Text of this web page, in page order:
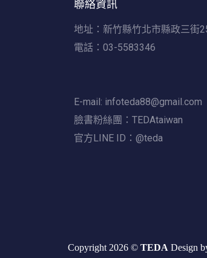
聯絡資訊
地址：新竹縣竹北市縣政三街
電話：03-5583346
E-mail: infoteda88@gmail.com
臉書粉絲團：TEDAtaiwan
官方LINE ID：@teda
Copyright 2026 © TEDA Design